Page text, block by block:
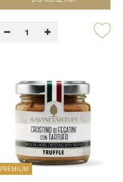
PREMIUM